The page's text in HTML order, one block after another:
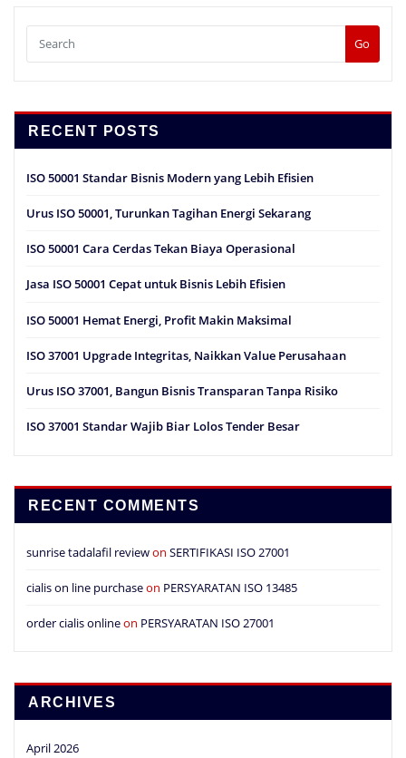
Go
RECENT POSTS
ISO 50001 Standar Bisnis Modern yang Lebih Efisien
Urus ISO 50001, Turunkan Tagihan Energi Sekarang
ISO 50001 Cara Cerdas Tekan Biaya Operasional
Jasa ISO 50001 Cepat untuk Bisnis Lebih Efisien
ISO 50001 Hemat Energi, Profit Makin Maksimal
ISO 37001 Upgrade Integritas, Naikkan Value Perusahaan
Urus ISO 37001, Bangun Bisnis Transparan Tanpa Risiko
ISO 37001 Standar Wajib Biar Lolos Tender Besar
RECENT COMMENTS
sunrise tadalafil reviewon SERTIFIKASI ISO 27001
cialis on line purchaseon PERSYARATAN ISO 13485
order cialis onlineon PERSYARATAN ISO 27001
ARCHIVES
April 2026